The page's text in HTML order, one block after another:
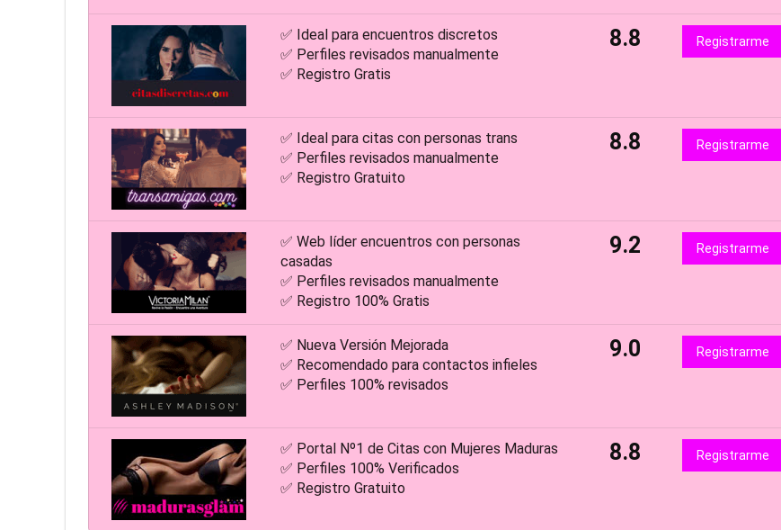
✅ Ideal para encuentros discretos
✅ Perfiles revisados manualmente
✅ Registro Gratis
8.8 Registrarme
✅ Ideal para citas con personas trans
✅ Perfiles revisados manualmente
✅ Registro Gratuito
8.8 Registrarme
✅ Web líder encuentros con personas
casadas
✅ Perfiles revisados manualmente
✅ Registro 100% Gratis
9.2 Registrarme
✅ Nueva Versión Mejorada
✅ Recomendado para contactos infieles
✅ Perfiles 100% revisados
9.0 Registrarme
✅ Portal Nº1 de Citas con Mujeres Maduras
✅ Perfiles 100% Verificados
✅ Registro Gratuito
8.8 Registrarme